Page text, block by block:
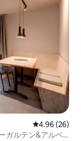
レビュー26
4.96 (26)
ガルテン&アルベ